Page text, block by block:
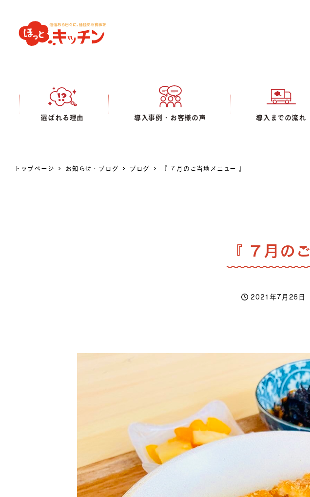
選ばれる理由 導入事例・お客様の声 導入までの流れ
トップページ お知らせ・ブログ ブログ 『 ７月のご当地メニュー 』
『 ７月の
投稿日
2021年7月26日